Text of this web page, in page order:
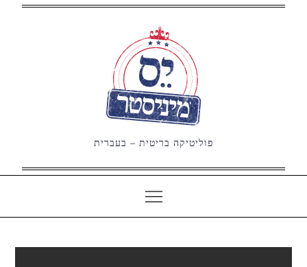
פוליטיקה בריטית – בעברית